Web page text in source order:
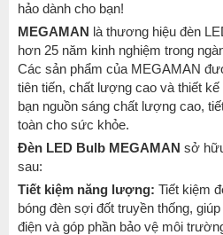
hảo dành cho bạn!
MEGAMAN là thương hiệu đèn
hơn 25 năm kinh nghiệm trong
Các sản phẩm của MEGAMAN
tiên tiến, chất lượng cao và thiết
bạn nguồn sáng chất lượng cao,
toàn cho sức khỏe.
Đèn LED Bulb MEGAMAN sở
sau:
Tiết kiệm năng lượng: Tiết kiệm
bóng đèn sợi đốt truyền thống,
điện và góp phần bảo vệ môi